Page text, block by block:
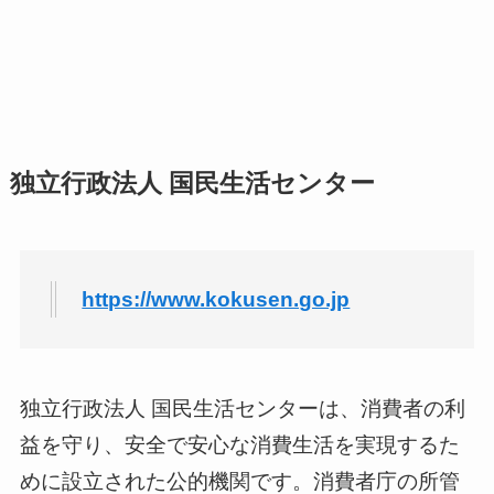
独立行政法人 国民生活センター
https://www.kokusen.go.jp
独立行政法人 国民生活センターは、消費者の利
益を守り、安全で安心な消費生活を実現するた
めに設立された公的機関です。消費者庁の所管